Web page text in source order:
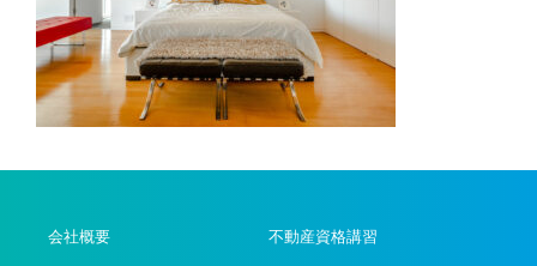
会社概要
不動産資格講習